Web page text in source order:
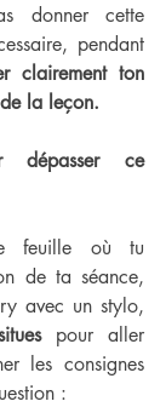
donner cette
pendant
clairement ton
la leçon.
dépasser ce
feuille où tu
de ta séance,
pour aller
les consignes
: